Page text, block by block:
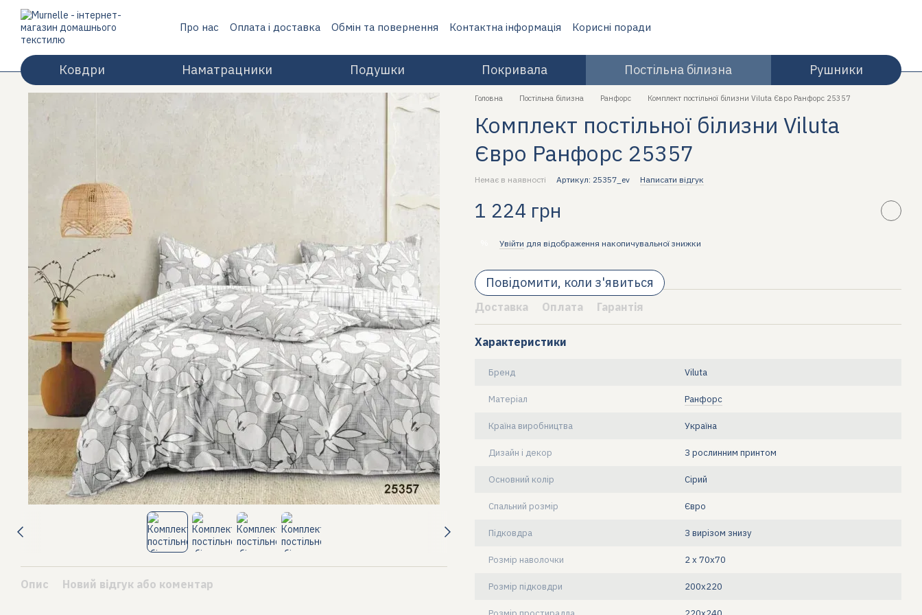
Перейти до основного контенту
Про нас Оплата і доставка Обмін та повернення Контактна інформація
Корисні поради
Ковдри Наматрацники Подушки Покривала Постільна білизна Рушники
Опис Новий відгук або коментар
Головна Постільна білизна Ранфорс Комплект постільної білизни Viluta Євро Ранфорс 25357
Комплект постільної білизни Viluta
Євро Ранфорс 25357
Немає в наявності Артикул: 25357_ev Написати відгук
1 224 грн
Увійти для відображення накопичувальної знижки
Повідомити, коли з'явиться
Доставка Оплата Гарантія
Характеристики
Бренд Viluta
Матеріал Ранфорс
Країна виробництва Україна
Дизайн і декор З рослинним принтом
Основний колір Сірий
Спальний розмір Євро
Підковдра З вирізом знизу
Розмір наволочки 2 х 70х70
Розмір підковдри 200х220